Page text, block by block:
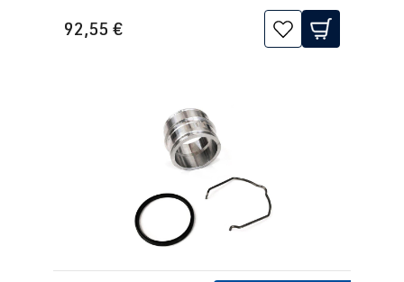
ADY| 115 PS
(85 kW)
BJ 2000-2010
92,55 €